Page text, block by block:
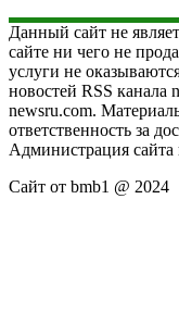
Данный сайт не
сайте ни чего не
услуги не
новостей RSS канала
newsru.com.
ответственность за
Администрация сайта
Сайт от bmb1 @ 2024